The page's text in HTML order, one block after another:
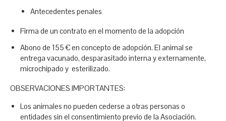
Antecedentes penales
Firma de un contrato en el momento de la adopción
Abono de 155 € en concepto de adopción. El animal se
entrega vacunado, desparasitado interna y externamente,
microchipado y esterilizado.
OBSERVACIONES IMPORTANTES:
Los animales no pueden cederse a otras personas o
entidades sin el consentimiento previo de la Asociación.